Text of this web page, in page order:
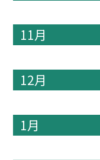
11月
12月
1月